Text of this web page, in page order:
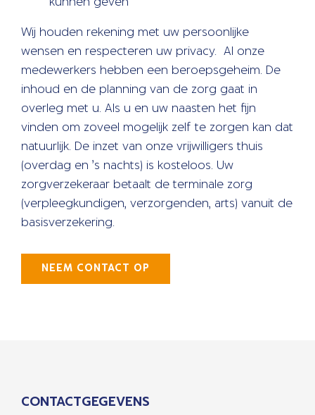
kunnen geven
Wij houden rekening met uw persoonlijke
wensen en respecteren uw privacy. Al onze
medewerkers hebben een beroepsgeheim. De
inhoud en de planning van de zorg gaat in
overleg met u. Als u en uw naasten het fijn
vinden om zoveel mogelijk zelf te zorgen kan dat
natuurlijk. De inzet van onze vrijwilligers thuis
(overdag en ’s nachts) is kosteloos. Uw
zorgverzekeraar betaalt de terminale zorg
(verpleegkundigen, verzorgenden, arts) vanuit de
basisverzekering.
NEEM CONTACT OP
CONTACTGEGEVENS